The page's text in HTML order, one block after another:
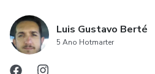
Luis Gustavo Berté
5 Ano Hotmarter